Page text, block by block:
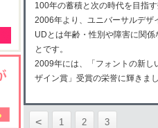
100年の蓄積と次の時代を目指
2006年より、ユニバーサルデザ
UDとは年齢・性別や障害に関
とです。
2009年には、「フォントの新し
ザイン賞」受賞の栄誉に輝きま
< 1 2 3